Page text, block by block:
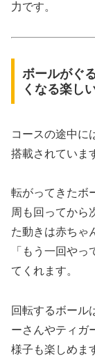
力です。
ボールがぐ
くなる楽し
コースの途中に
搭載されていま
転がってきたボ
周も回ってから
た動きは赤ちゃ
「もう一回や
てくれます。
回転するボール
ーさんやティガ
様子も楽しめま